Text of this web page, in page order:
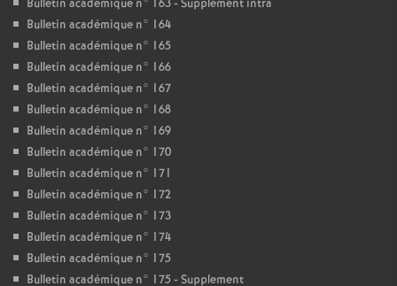
Bulletin académique n° 163 - Supplement intra
Bulletin académique n° 164
Bulletin académique n° 165
Bulletin académique n° 166
Bulletin académique n° 167
Bulletin académique n° 168
Bulletin académique n° 169
Bulletin académique n° 170
Bulletin académique n° 171
Bulletin académique n° 172
Bulletin académique n° 173
Bulletin académique n° 174
Bulletin académique n° 175
Bulletin académique n° 175 - Supplement